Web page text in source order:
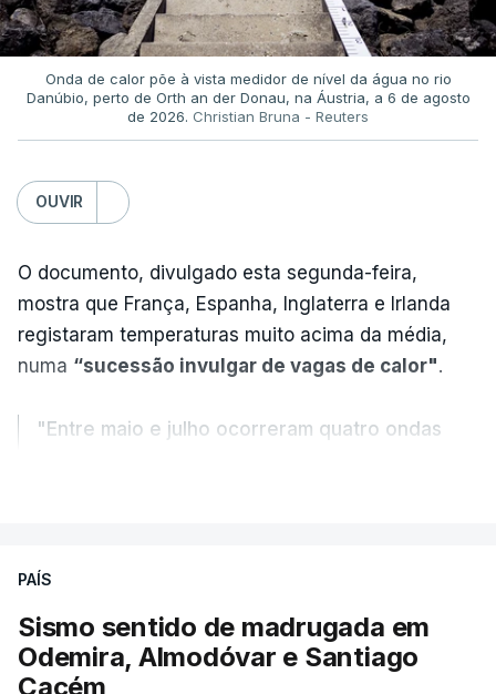
Onda de calor põe à vista medidor de nível da água no rio
Danúbio, perto de Orth an der Donau, na Áustria, a 6 de agosto
de 2026. Christian Bruna - Reuters
OUVIR
O documento, divulgado esta segunda-feira,
mostra que França, Espanha, Inglaterra e Irlanda
registaram temperaturas muito acima da média,
numa “sucessão invulgar de vagas de calor".
"Entre maio e julho ocorreram quatro ondas
temperaturas recorde, também a
ajudou
Pelo contrário, a precipitação manteve-semuito
PAÍS
Sismo sentido de madrugada em
Odemira, Almodóvar e Santiago
Cacém